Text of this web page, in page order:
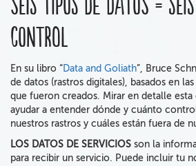
control
En su libro “Data and Goliath”, Bruce
de datos (rastros digitales), basados en
que fueron creados. Mirar en detalle
ayudar a entender dónde y cuánto
nuestros rastros y cuáles están fuera de
LOS DATOS DE SERVICIOS son la
para recibir un servicio. Puede incluir tu